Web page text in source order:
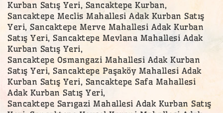
Kurban Satış Yeri, Sancaktepe Kurban,
Sancaktepe Meclis Mahallesi Adak Kurban Satış
Yeri, Sancaktepe Merve Mahallesi Adak Kurban
Satış Yeri, Sancaktepe Mevlana Mahallesi Adak
Kurban Satış Yeri,
Sancaktepe Osmangazi Mahallesi Adak Kurban
Satış Yeri, Sancaktepe Paşaköy Mahallesi Adak
Kurban Satış Yeri, Sancaktepe Safa Mahallesi
Adak Kurban Satış Yeri,
Sancaktepe Sarıgazi Mahallesi Adak Kurban Satış